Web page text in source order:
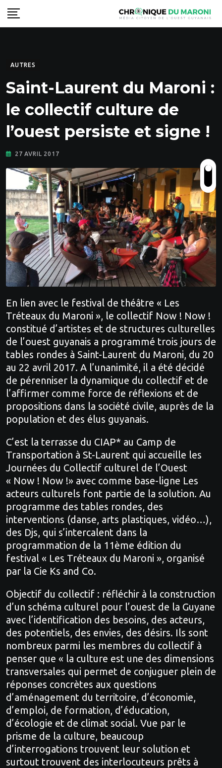
Skip
to
AUTRES
Saint-Laurent du Maroni :
le collectif culture de
l’ouest persiste et signe !
27 AVRIL 2017
En lien avec le festival de théâtre « Les
Tréteaux du Maroni », le collectif Now ! Now !
constitué d’artistes et de structures culturelles
de l’ouest guyanais a programmé trois jours de
tables rondes à Saint-Laurent du Maroni, du 20
au 22 avril 2017. A l’unanimité, il a été décidé
de pérenniser la dynamique du collectif et de
l’affirmer comme force de réflexions et de
propositions dans la société civile, auprès de la
population et des élus guyanais.
C’est la terrasse du CIAP* au Camp de
Transportation à St-Laurent qui accueille les
Journées du Collectif culturel de l’Ouest
« Now ! Now !» avec comme base-ligne Les
acteurs culturels font partie de la solution. Au
programme des tables rondes, des
interventions (danse, arts plastiques, vidéo…),
des Djs, qui s’intercalent dans la
programmation de la 11ème édition du
festival « Les Tréteaux du Maroni », organisé
par la Cie Ks and Co.
Objectif du collectif : réfléchir à la construction
d’un schéma culturel pour l’ouest de la Guyane
avec l’identification des besoins, des acteurs,
des potentiels, des envies, des désirs. Ils sont
nombreux parmi les membres du collectif à
penser que « la culture est une des dimensions
transversales qui permet de conjuguer plein de
réponses concrètes aux questions
d’aménagement du territoire, d’économie,
d’emploi, de formation, d’éducation,
d’écologie et de climat social. Vue par le
prisme de la culture, beaucoup
d’interrogations trouvent leur solution et
surtout trouvent des interlocuteurs prêts à